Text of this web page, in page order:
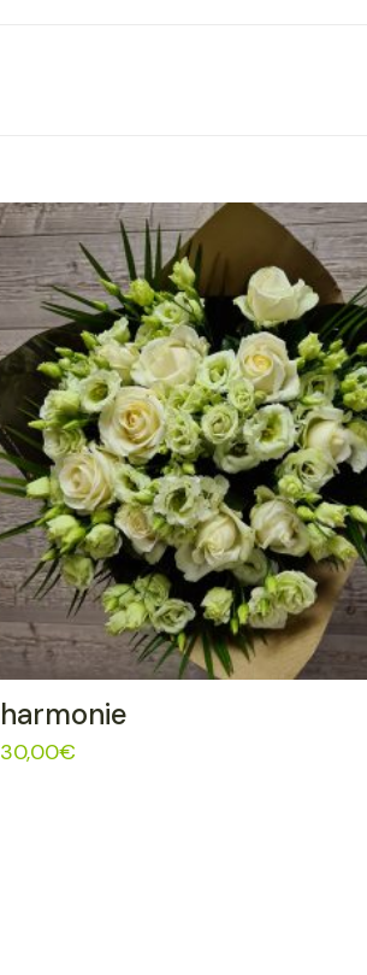
harmonie
30,00€